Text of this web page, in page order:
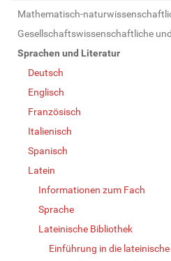
Mathematisch-
Gesellschaftswissenschaftliche
Sprachen und Literatur
Deutsch
Englisch
Französisch
Italienisch
Spanisch
Latein
Informationen zum Fach
Sprache
Lateinische Bibliothek
Einführung in die